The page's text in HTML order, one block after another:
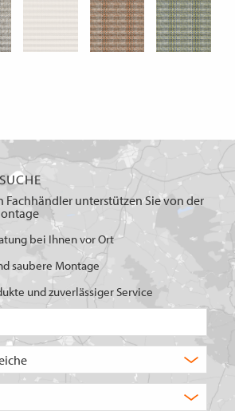
Fachhändler unterstützen Sie von der
bei Ihnen vor Ort
saubere Montage
und zuverlässiger Service